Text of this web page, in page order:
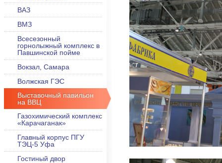
ВАЗ
ВМЗ
Всесезонный
горнолыжный комплекс в
Павшинской пойме
Вокзал, Самара
Волжская ГЭС
Выставочный павильон
на ВВЦ
Газохимический комплекс
«Карачаганак»
Главный корпус ПГУ
ТЭЦ-5 Уфа
Гостиный двор